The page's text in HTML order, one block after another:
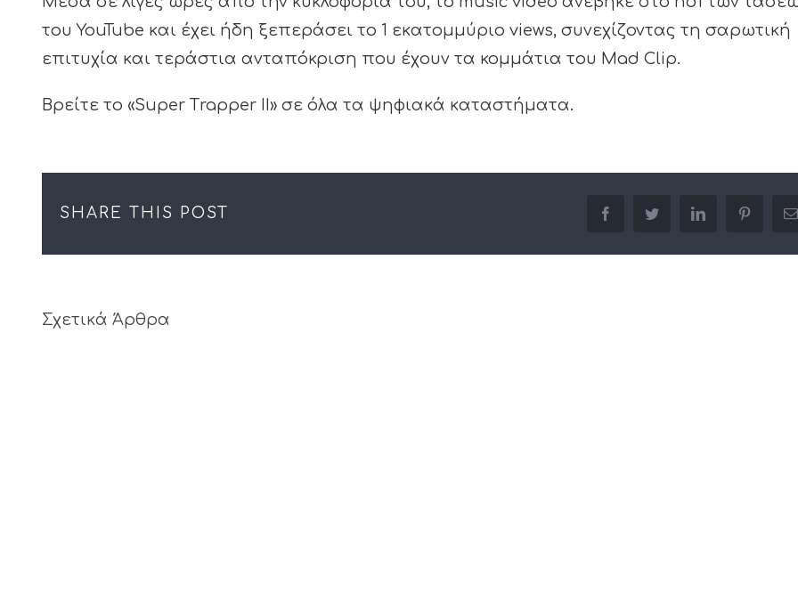
του YouTube και έχει ήδη ξεπεράσει το 1 εκατομμύριο views, συνεχίζοντας τη σαρωτική
επιτυχία και τεράστια ανταπόκριση που έχουν τα κομμάτια του Mad Clip.
Βρείτε το «Super Τrapper II» σε όλα τα ψηφιακά καταστήματα.
SHARE THIS POST facebooktwitter linkedin pinterest
Σχετικά Άρθρα